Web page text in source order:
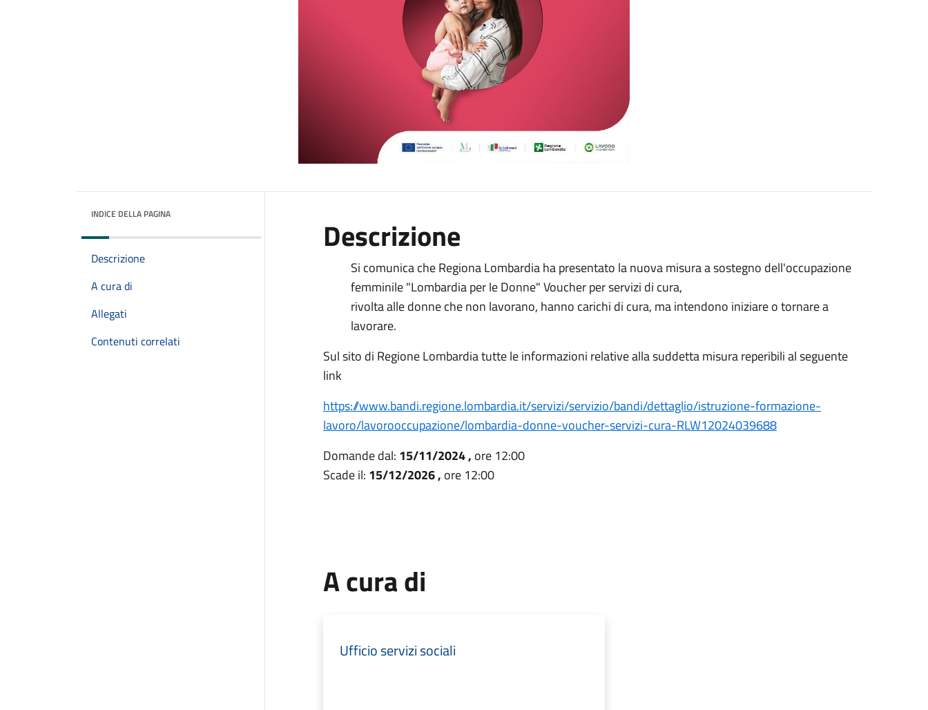
INDICE DELLA PAGINA
Descrizione
A cura di
Allegati
Contenuti correlati
Descrizione
Si comunica che Regiona Lombardia ha presentato la nuova misura a sostegno dell'occupazione
femminile "Lombardia per le Donne" Voucher per servizi di cura,
rivolta alle donne che non lavorano, hanno carichi di cura, ma intendono iniziare o tornare a
lavorare.
Sul sito di Regione Lombardia tutte le informazioni relative alla suddetta misura reperibili al seguente
link
https://www.bandi.regione.lombardia.it/servizi/servizio/bandi/dettaglio/istruzione-formazione-
lavoro/lavorooccupazione/lombardia-donne-voucher-servizi-cura-RLW12024039688
Domande dal: 15/11/2024 , ore 12:00
Scade il: 15/12/2026 , ore 12:00
A cura di
Ufficio servizi sociali